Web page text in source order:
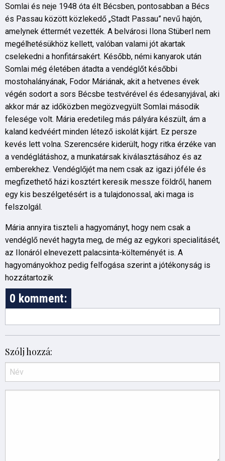
Somlai és neje 1948 óta élt Bécsben, pontosabban a Bécs
és Passau között közlekedő „Stadt Passau” nevű hajón,
amelynek éttermét vezették. A belvárosi Ilona Stüberl nem
megélhetésükhöz kellett, valóban valami jót akartak
cselekedni a honfitársakért. Később, némi kanyarok után
Somlai még életében átadta a vendéglőt későbbi
mostohalányának, Fodor Máriának, akit a hetvenes évek
végén sodort a sors Bécsbe testvérével és édesanyjával, aki
akkor már az időközben megözvegyült Somlai második
felesége volt. Mária eredetileg más pályára készült, ám a
kaland kedvéért minden létező iskolát kijárt. Ez persze
kevés lett volna. Szerencsére kiderült, hogy ritka érzéke van
a vendéglátáshoz, a munkatársak kiválasztásához és az
emberekhez. Vendéglőjét ma nem csak az igazi jóféle és
megfizethető házi kosztért keresik messze földről, hanem
egy kis beszélgetésért is a tulajdonossal, aki maga is
felszolgál.
Mária annyira tiszteli a hagyományt, hogy nem csak a
vendéglő nevét hagyta meg, de még az egykori specialitásét,
az Ilonáról elnevezett palacsinta-költeményét is. A
hagyományokhoz pedig felfogása szerint a jótékonyság is
hozzátartozik
0 komment:
Szólj hozzá: